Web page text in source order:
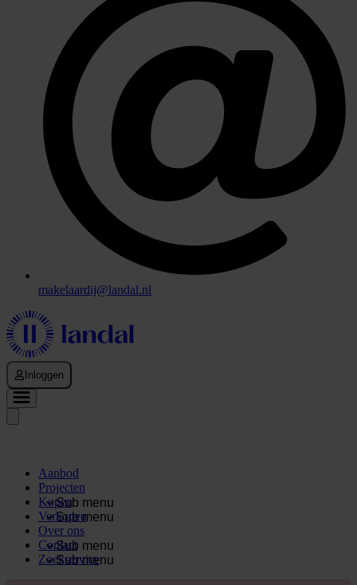
makelaardij@landal.nl
Inloggen
Aanbod
Projecten
Sub menu
Kopen
Sub menu
Verkopen
Over ons
Sub menu
Contact
Sub menu
Zoekservice